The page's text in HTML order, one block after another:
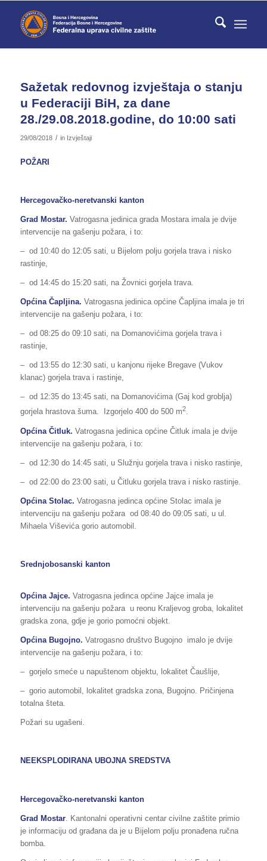
Sažetak redovnog izvještaja o stanju
u Federaciji BiH, za dane
28./29.08.2018.godine, do 10:00 sati
29/08/2018 / in Izvještaji
POŽARI
Hercegovačko-neretvanski kanton
Grad Mostar. Vatrogasna jedinica grada Mostara imala je dvije
intervencije na gašenju požara, i to:
– od 10:40 do 12:05 sati, u Bijelom polju gorjela trava i nisko
rastinje,
– od 14:45 do 15:20 sati, na Žovnici gorjela trava.
Općina Čapljina. Vatrogasna jedinica općine Čapljina imala je tri
intervencije na gašenju požara, i to:
– od 08:25 do 09:10 sati, na Domanovićima gorjela trava i
rastinje,
– od 13:55 do 12:30 sati, u kanjonu rijeke Bregave (Vukov
klanac) gorjela trava i rastinje,
– od 12:35 do 13:45 sati, na Domanovićima (Gaj kod groblja)
gorjela hrastova šuma. Izgorjelo 400 do 500 m2.
Općina Čitluk. Vatrogasna jedinica općine Čitluk imala je dvije
intervencije na gašenju požara, i to:
– od 12:30 do 14:45 sati, u Služnju gorjela trava i nisko rastinje,
– od 22:00 do 23:00 sati, u Čitluku gorjela trava i nisko rastinje.
Općina Stolac. Vatrogasna jedinca općine Stolac imala je
intervenciju na gašenju požara od 08:40 do 09:05 sati, u ul.
Mihaela Viševića gorio automobil.
Srednjobosanski kanton
Općina Jajce. Vatrogasna jedinca općine Jajce imala je
intervenciju na gašenju požara u reonu Kraljevog groba, lokalitet
gradska zona, gdje je gorio pomoćni objekt.
Općina Bugojno. Vatrogasno društvo Bugojno
imalo je dvije
intervencije na gašenju požara, i to:
– gorjelo smeće u napuštenom objektu, lokalitet Čaušlije,
– gorio automobil, lokalitet gradska zona, Bugojno. Pričinjena
totalna šteta.
Požari su ugašeni.
NEEKSPLODIRANA UBOJNA SREDSTVA
Hercegovačko-neretvanski kanton
Grad Mostar. Kantonalni operativni centar civilne zaštite primio
je informaciju od građana da je u Bijelom polju pronađena ručna
bomba.